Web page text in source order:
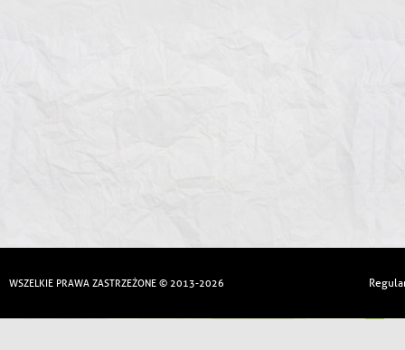
WSZELKIE PRAWA ZASTRZEŻONE © 2013-2026